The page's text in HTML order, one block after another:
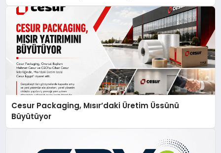
Cesur Packaging, Mısır’daki Üretim Üssünü
Büyütüyor